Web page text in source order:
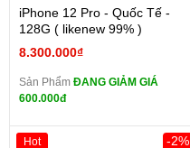
iPhone 12 Pro - Quốc Tế -
128G ( likenew 99% )
8.300.000₫
Sản Phẩm ĐANG GIẢM GIÁ
600.000đ
-2%
Hot